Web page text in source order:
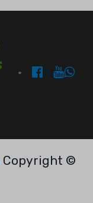
Copyright ©